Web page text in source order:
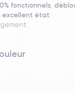
fonctionnels
excellent état